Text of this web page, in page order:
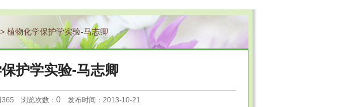
植物化学保护学实验-马志卿
护学实验-马志卿
365 浏览次数： 0发布时间：2013-10-21